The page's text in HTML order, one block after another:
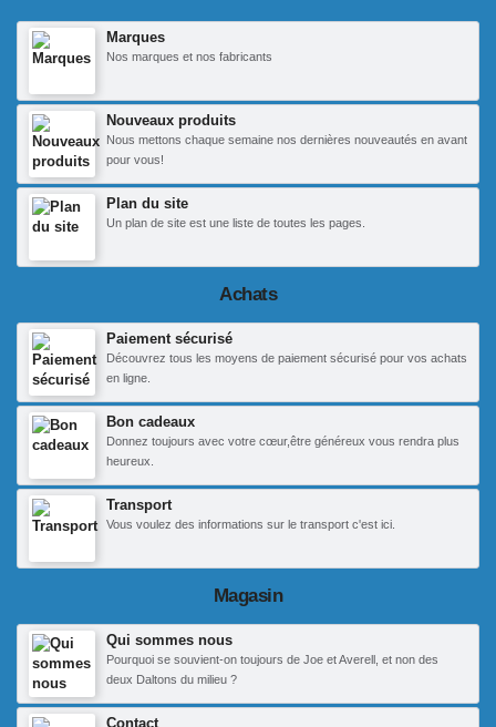
Marques
Nos marques et nos fabricants
Nouveaux produits
Nous mettons chaque semaine nos dernières nouveautés en avant
pour vous!
Plan du site
Un plan de site est une liste de toutes les pages.
Achats
Paiement sécurisé
Découvrez tous les moyens de paiement sécurisé pour vos achats
en ligne.
Bon cadeaux
Donnez toujours avec votre cœur,être généreux vous rendra plus
heureux.
Transport
Vous voulez des informations sur le transport c'est ici.
Magasin
Qui sommes nous
Pourquoi se souvient-on toujours de Joe et Averell, et non des
deux Daltons du milieu ?
Contact